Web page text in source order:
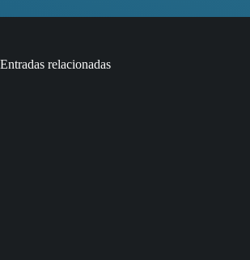
Entradas relacionadas